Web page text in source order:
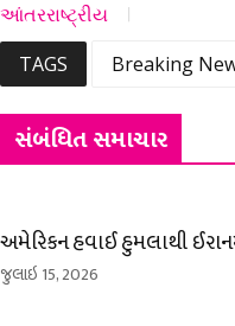
આંતરરાષ્ટ્રીય
TAGS
Breaking
સંબંધિત સમાચાર
અમેરિકન હવાઈ હુમલાથી
જુલાઇ 15, 2026